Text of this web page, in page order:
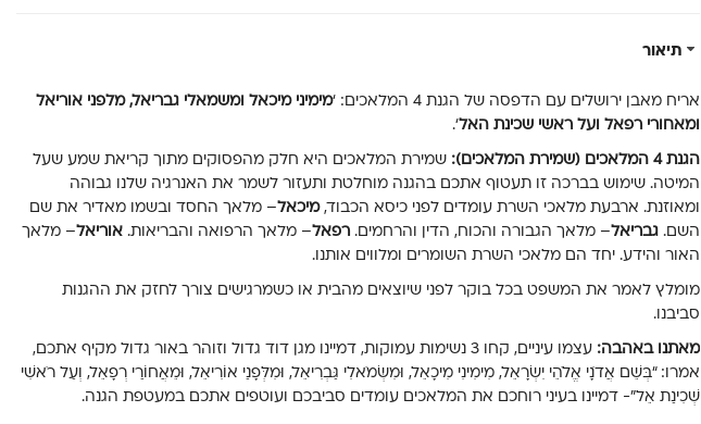
תיאור
אריח מאבן ירושלים עם הדפסה של הגנת 4 המלאכים: ‘
מימיני מיכאל ומשמאלי גבריאל, מלפני אוריאל
ומאחורי רפאל ועל ראשי שכינת האל‘.
הגנת 4 המלאכים (שמירת המלאכים):
שמירת המלאכים היא חלק מהפסוקים מתוך קריאת שמע שעל
המיטה. שימוש בברכה זו תעטוף אתכם בהגנה מוחלטת ותעזור לשמר את האנרגיה שלנו גבוהה
ומאוזנת. ארבעת מלאכי השרת עומדים לפני כיסא הכבוד,מיכאל– מלאך החסד ובשמו מאדיר את שם
השם.גבריאל– מלאך הגבורה והכוח, הדין והרחמים.רפאל– מלאך הרפואה והבריאות.אוריאל– מלאך
האור והידע. יחד הם מלאכי השרת השומרים ומלווים אותנו.
מומלץ לאמר את המשפט בכל בוקר לפני שיוצאים מהבית או כשמרגישים צורך לחזק את ההגנות
סביבנו.
מאתנו באהבה:
עצמו עיניים, קחו 3 נשימות עמוקות, דמיינו מגן דוד גדול וזוהר באור גדול מקיף אתכם,
אמרו: “בְּשֵׁם אֲדֹנָי אֱלֹהֵי יִשְׂרָאֵל, מִימִינִי מִיכָאֵל, וּמִשְּׂמֹאלִי גַּבְרִיאֵל, וּמִלְּפָנַי אוֹרִיאֵל, וּמֵאֲחוֹרַי רְפָאֵל, וְעַל רֹאשִׁי
שְׁכִינַת אֵל”- דמיינו בעיני רוחכם את המלאכים עומדים סביבכם ועוטפים אתכם במעטפת הגנה.